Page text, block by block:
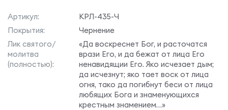
Артикул:
КРЛ-435-Ч
Покрытия:
Чернение
Лик святого/
молитва
(полностью):
«Да воскреснет Бог, и расточатся
врази Его, и да бежат от лица Его
ненавидящии Его. Яко исчезает дым;
да исчезнут; яко тает воск от лица
огня, тако да погибнут беси от лица
любящих Бога и знаменующихся
крестным знамением…»